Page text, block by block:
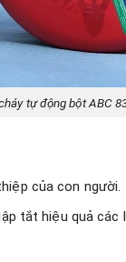
83MEC –
của con người.
tắt hiệu quả các